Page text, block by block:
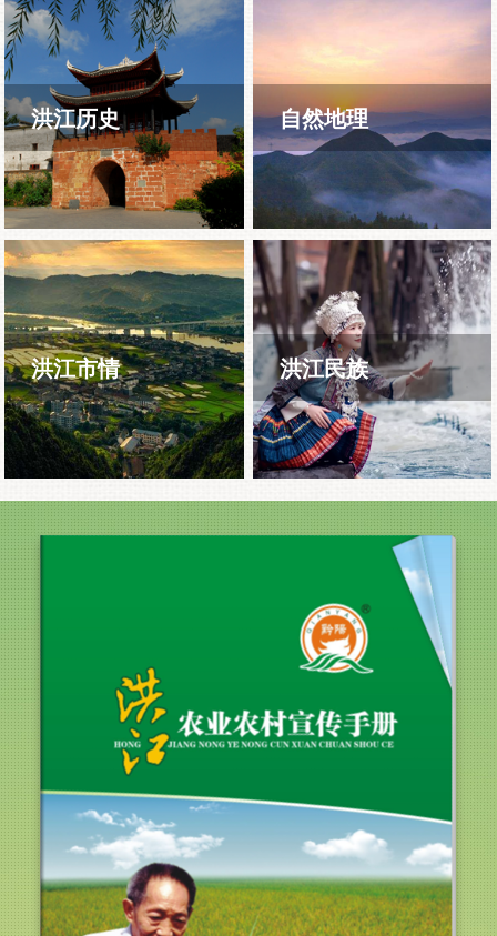
洪江历史 自然地理
洪江市情 洪江民族